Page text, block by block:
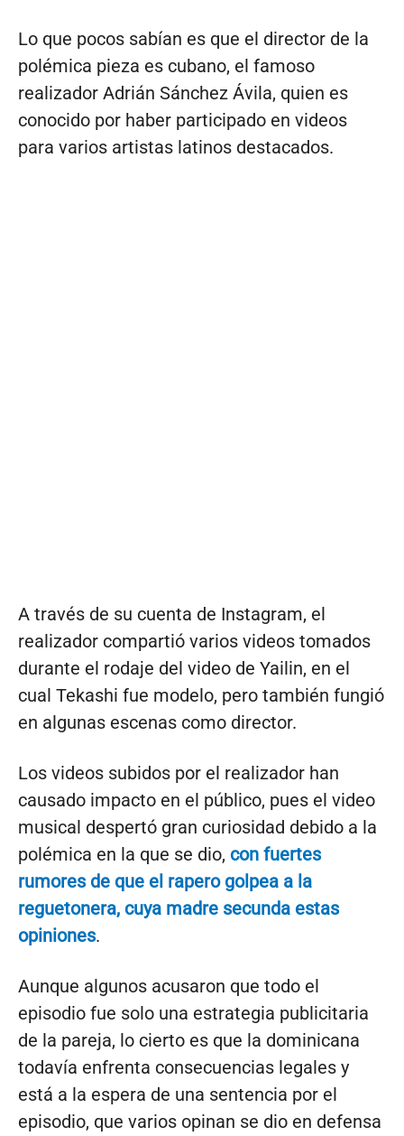
Lo que pocos sabían es que el director de la
polémica pieza es cubano, el famoso
realizador Adrián Sánchez Ávila, quien es
conocido por haber participado en videos
para varios artistas latinos destacados.
A través de su cuenta de Instagram, el
realizador compartió varios videos tomados
durante el rodaje del video de Yailin, en el
cual Tekashi fue modelo, pero también fungió
en algunas escenas como director.
Los videos subidos por el realizador han
causado impacto en el público, pues el video
musical despertó gran curiosidad debido a la
polémica en la que se dio, con fuertes
rumores de que el rapero golpea a la
reguetonera, cuya madre secunda estas
opiniones.
Aunque algunos acusaron que todo el
episodio fue solo una estrategia publicitaria
de la pareja, lo cierto es que la dominicana
todavía enfrenta consecuencias legales y
está a la espera de una sentencia por el
episodio, que varios opinan se dio en defensa